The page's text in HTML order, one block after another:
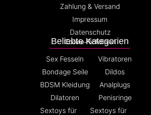
Beliebte Kategorien
Sex Fesseln
Bondage Seile
BDSM Kleidung
Dilatoren
Sextoys für
Vibratoren
Dildos
Analplugs
Penisringe
Sextoys für
Zahlung & Versand
Impressum
Datenschutz
Cookie-Richtlinien